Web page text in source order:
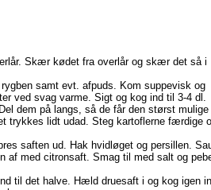
Skær kødet fra overlår og skær det så i
samt evt. afpuds. Kom suppevisk og
ved svag varme. Sigt og kog ind til 3-4 dl.
dem på langs, så de får den størst mulige
trykkes lidt udad. Steg kartoflerne færdige
saften ud. Hak hvidløget og persillen.
af med citronsaft. Smag til med salt og
til det halve. Hæld druesaft i og kog igen